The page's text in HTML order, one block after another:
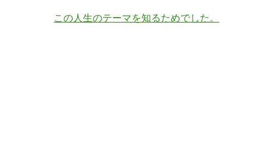
この人生のテーマを知るためでした。